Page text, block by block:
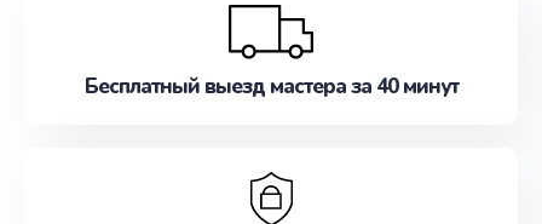
Бесплатный выезд мастера за 40 минут